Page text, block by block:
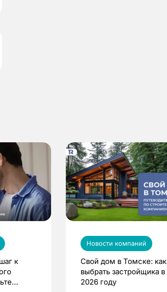
к
Новости компаний
Свой дом в Томске: как
выбрать застройщика в
2026 году